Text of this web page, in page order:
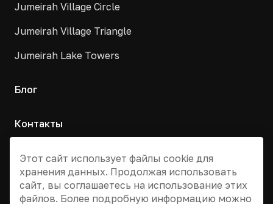
Jumeirah Village Circle
Jumeirah Village Triangle
Jumeirah Lake Towers
Блог
Контакты
+7 495 955 13 12
info@dvizhdubai.ru
Этот сайт использует файлы cookie для
хранения данных. Продолжая использовать
сайт, вы соглашаетесь на использование этих
файлов. Более подробную информацию можно